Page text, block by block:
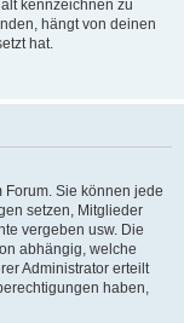
kennzeichnen zu
hängt von deinen
hat.
Sie können jede
setzen, Mitglieder
vergeben usw. Die
abhängig, welche
Administrator erteilt
haben,